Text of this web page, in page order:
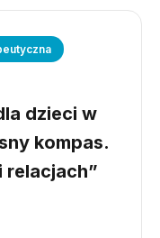
dzieci w
kompas.
relacjach”